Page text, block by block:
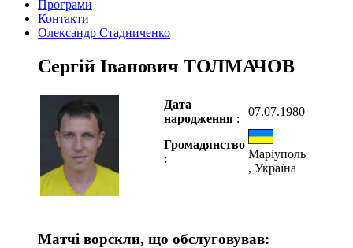
Програми
Контакти
Олександр Стадниченко
Сергій Іванович ТОЛМАЧОВ
Дата
народження :
07.07.1980
Громадянство
:
Маріуполь
, Україна
Матчі ворскли, що обслуговував: